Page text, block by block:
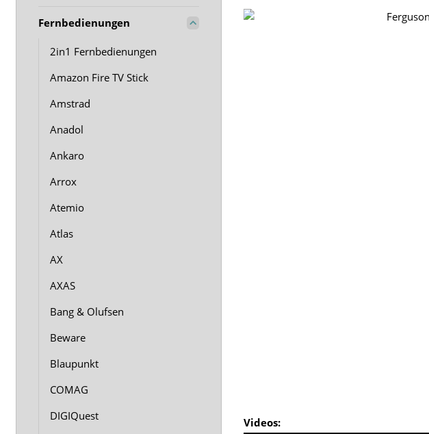
Videos:
Fernbedienungen
2in1 Fernbedienungen
Amazon Fire TV Stick
Amstrad
Anadol
Ankaro
Arrox
Atemio
Atlas
AX
AXAS
Bang & Olufsen
Beware
Blaupunkt
COMAG
DIGIQuest